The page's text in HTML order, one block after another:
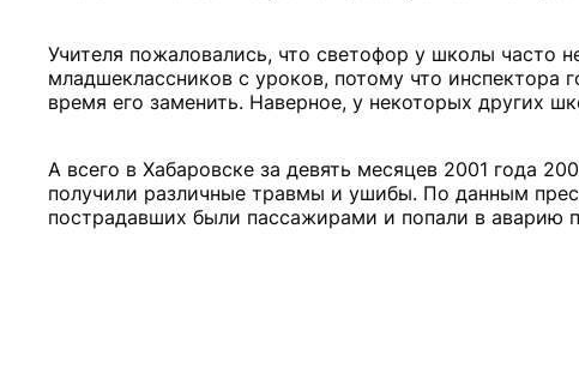
Учителя пожаловались, что светофор у школы часто
младшеклассников с уроков, потому что инспектора
время его заменить. Наверное, у некоторых других
А всего в Хабаровске за девять месяцев 2001 года
получили различные травмы и ушибы. По данным
пострадавших были пассажирами и попали в аварию